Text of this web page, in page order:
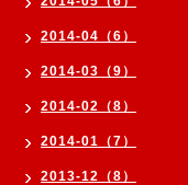
2014-04（6）
2014-03（9）
2014-02（8）
2014-01（7）
2013-12（8）